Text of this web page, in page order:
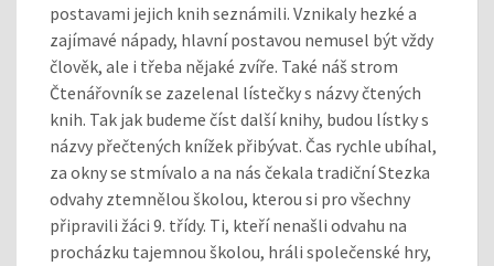
postavami jejich knih seznámili. Vznikaly hezké a
zajímavé nápady, hlavní postavou nemusel být vždy
člověk, ale i třeba nějaké zvíře. Také náš strom
Čtenářovník se zazelenal lístečky s názvy čtených
knih. Tak jak budeme číst další knihy, budou lístky s
názvy přečtených knížek přibývat. Čas rychle ubíhal,
za okny se stmívalo a na nás čekala tradiční Stezka
odvahy ztemnělou školou, kterou si pro všechny
připravili žáci 9. třídy. Ti, kteří nenašli odvahu na
procházku tajemnou školou, hráli společenské hry,